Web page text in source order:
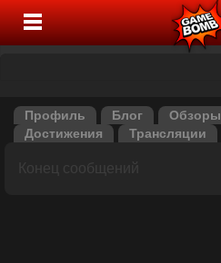
Профиль Блог Обзоры
Достижения
Трансляции